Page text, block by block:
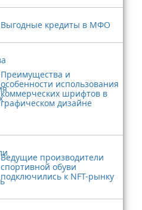
Выгодные кредиты в МФО
Преимущества и
особенности использования
коммерческих шрифтов в
графическом дизайне
Ведущие производители
спортивной обуви
подключились к NFT-рынку